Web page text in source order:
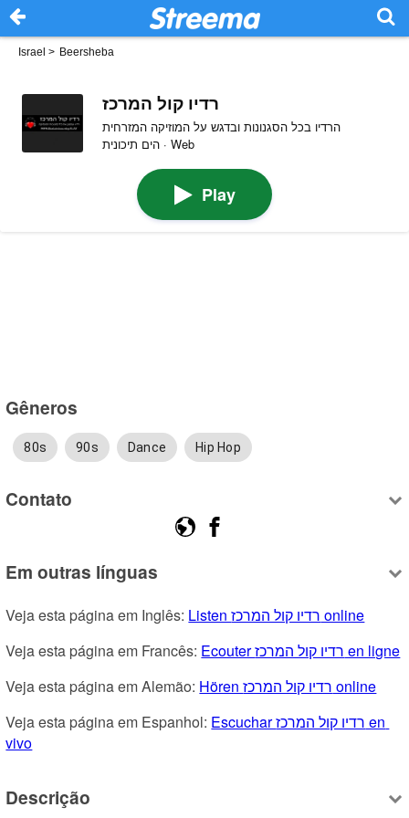
Israel > Beersheba
רדיו קול המרכז
הרדיו בכל הסגנונות ובדגש על המוזיקה המזרחית
הים תיכונית · Web
Play
Gêneros
80s 90s Dance Hip Hop
Contato
Em outras línguas
Veja esta página em Inglês:
Listen רדיו קול המרכז online
Veja esta página em Francês:
Ecouter רדיו קול המרכז en ligne
Veja esta página em Alemão:
Hören רדיו קול המרכז online
Veja esta página em Espanhol: Escuchar רדיו קול המרכז en
vivo
Descrição